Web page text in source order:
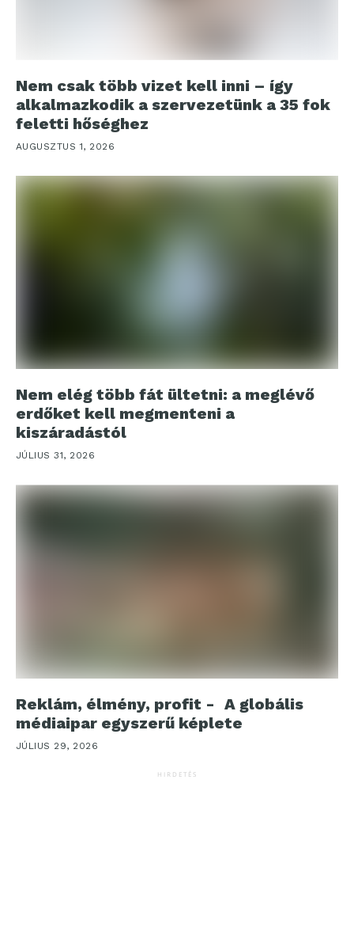
Nem csak több vizet kell inni – így
alkalmazkodik a szervezetünk a 35 fok
feletti hőséghez
AUGUSZTUS 1, 2026
Nem elég több fát ültetni: a meglévő
erdőket kell megmenteni a
kiszáradástól
JÚLIUS 31, 2026
Reklám, élmény, profit - A globális
médiaipar egyszerű képlete
JÚLIUS 29, 2026
HIRDETÉS